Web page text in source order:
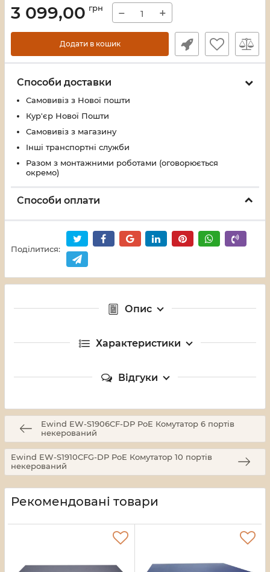
3 099,00 грн − +
Додати в кошик
Способи доставки
Самовивіз з Нової пошти
Кур'єр Нової Пошти
Самовивіз з магазину
Інші транспортні служби
Разом з монтажними роботами (оговорюється
окремо)
Способи оплати
Поділитися:
Опис
Характеристики
Відгуки
Ewind EW-S1906CF-DP PoE Комутатор 6 портів
некерований
Ewind EW-S1910CFG-DP PoE Комутатор 10 портів
некерований
Рекомендовані товари